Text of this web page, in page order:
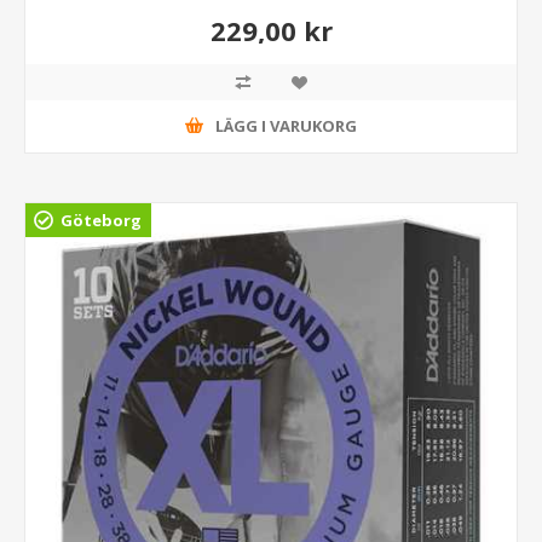
229,00 kr
LÄGG I VARUKORG
Göteborg